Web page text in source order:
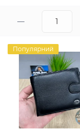
Популярний